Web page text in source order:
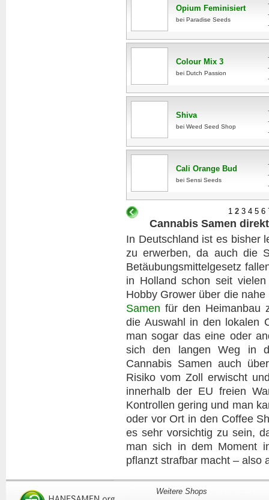
Opium Feminisiert
bei Paradise Seeds
Colour Mix 3
bei Dutch Passion
Shiva
bei Weed Seed Shop
Cali Orange Bud
bei Sensi Seeds
1 2 3 4 5 6
Cannabis Samen
In Deutschland ist es bisher
zu erwerben, da auch die
Betäubungsmittelgesetz
in Holland schon seit
Hobby Grower über die
Samen für den Heimanbau
die Auswahl in den lokalen
man sogar das eine oder
sich den langen Weg in
Cannabis Samen auch
Risiko vom Zoll erwischt
innerhalb der EU freien
Kontrollen gering und man
oder vor Ort in den Coffee
es sehr vorsichtig zu sein,
man sich in dem Moment
pflanzt strafbar macht – also
Weitere Shops